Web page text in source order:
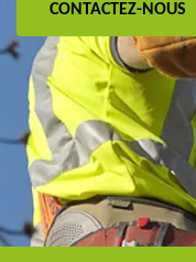
CONTACTEZ-NOUS